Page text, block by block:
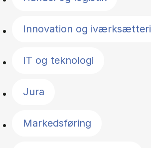
Innovation og iværksætteri
IT og teknologi
Jura
Markedsføring